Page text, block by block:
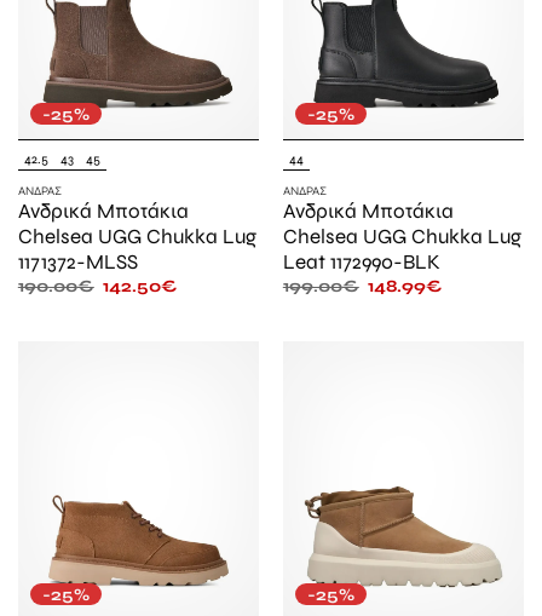
-25%
42.5 43 45
ΆΝΔΡΑΣ
Ανδρικά Μποτάκια
Chelsea UGG Chukka Lug
1171372-MLSS
190.00€ 142.50€
-25%
44
ΆΝΔΡΑΣ
Ανδρικά Μποτάκια
Chelsea UGG Chukka Lug
Leat 1172990-BLK
199.00€ 148.99€
-25% -25%